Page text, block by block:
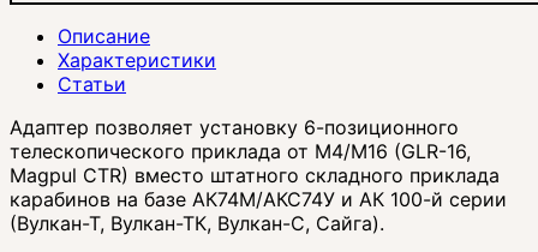
Описание
Характеристики
Статьи
Адаптер позволяет установку 6-позиционного
телескопического приклада от M4/M16 (GLR-16,
Magpul CTR) вместо штатного складного приклада
карабинов на базе АК74М/АКС74У и АК 100-й серии
(Вулкан-Т, Вулкан-ТК, Вулкан-С, Сайга).